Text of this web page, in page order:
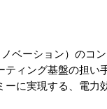
ベーション）のコ
ィング基盤の担い
に実現する、電力